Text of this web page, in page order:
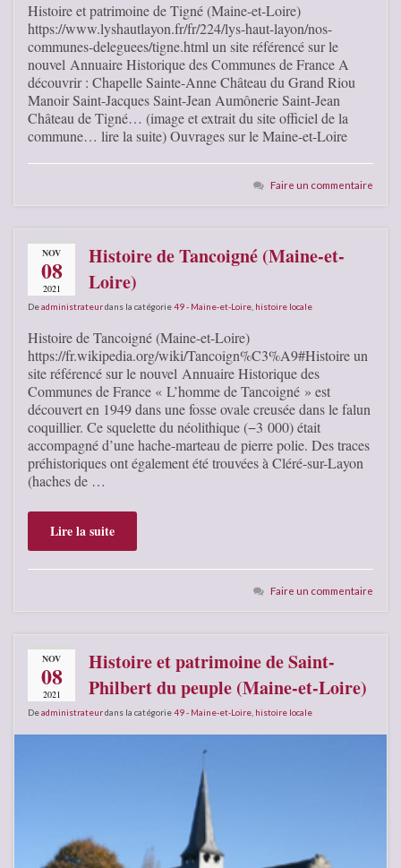
Histoire et patrimoine de Tigné (Maine-et-Loire)
https://www.lyshautlayon.fr/fr/224/lys-haut-layon/nos-
communes-deleguees/tigne.html un site référencé sur le
nouvel Annuaire Historique des Communes de France A
découvrir : Chapelle Sainte-Anne Château du Grand Riou
Manoir Saint-Jacques Saint-Jean Aumônerie Saint-Jean
Château de Tigné… (image et extrait du site officiel de la
commune… lire la suite) Ouvrages sur le Maine-et-Loire
Faire un commentaire
NOV
08
2021
Histoire de Tancoigné (Maine-et-
Loire)
Deadministrateurdans la catégorie49 - Maine-et-Loire histoire locale
Histoire de Tancoigné (Maine-et-Loire)
https://fr.wikipedia.org/wiki/Tancoign%C3%A9#Histoire un
site référencé sur le nouvel Annuaire Historique des
Communes de France « L’homme de Tancoigné » est
découvert en 1949 dans une fosse ovale creusée dans le falun
coquillier. Ce squelette du néolithique (−3 000) était
accompagné d’une hache-marteau de pierre polie. Des traces
préhistoriques ont également été trouvées à Cléré-sur-Layon
(haches de …
Lire la suite
Faire un commentaire
NOV
08
2021
Histoire et patrimoine de Saint-
Philbert du peuple (Maine-et-Loire)
Deadministrateurdans la catégorie49 - Maine-et-Loire histoire locale